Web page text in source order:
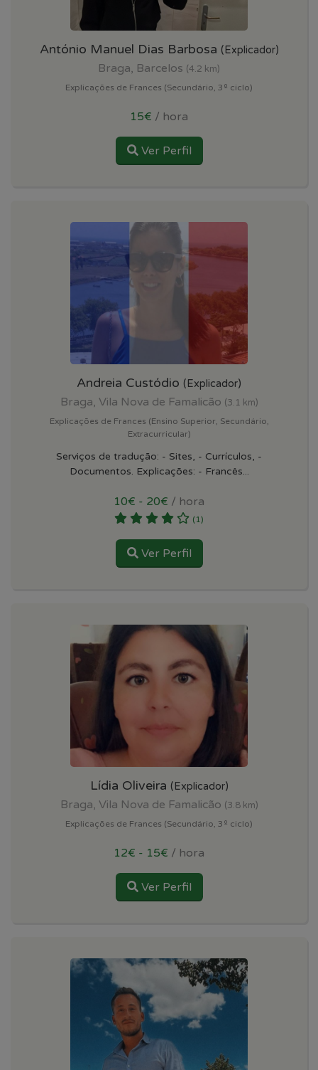
António Manuel Dias Barbosa (Explicador)
Braga, Barcelos (4.2 km)
Explicações de Frances (Secundário, 3º ciclo)
15€ / hora
Ver Perfil
Andreia Custódio (Explicador)
Braga, Vila Nova de Famalicão (3.1 km)
Explicações de Frances (Ensino Superior, Secundário,
Extracurricular)
Serviços de tradução: - Sites, - Currículos, -
Documentos. Explicações: - Francês...
10€ - 20€ / hora
(1)
Ver Perfil
Lídia Oliveira (Explicador)
Braga, Vila Nova de Famalicão (3.8 km)
Explicações de Frances (Secundário, 3º ciclo)
12€ - 15€ / hora
Ver Perfil